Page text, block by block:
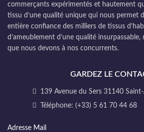
commerçants expérimentés et hautement
tissu d’une qualité unique qui nous permet
entière confiance des milliers de tissus
d’ameublement d’une qualité
que nous devons à nos concurrents.
GARDEZ LE
139 Avenue du Sers 31140
Téléphone: (+33) 5 61 70 44 68
Adresse Mail